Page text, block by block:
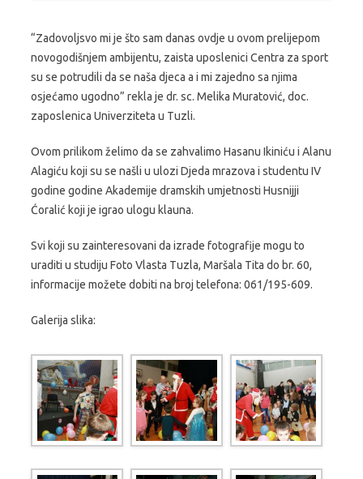
“Zadovoljsvo mi je što sam danas ovdje u ovom prelijepom
novogodišnjem ambijentu, zaista uposlenici Centra za sport
su se potrudili da se naša djeca a i mi zajedno sa njima
osjećamo ugodno” rekla je dr. sc. Melika Muratović, doc.
zaposlenica Univerziteta u Tuzli.
Ovom prilikom želimo da se zahvalimo Hasanu Ikiniću i Alanu
Alagiću koji su se našli u ulozi Djeda mrazova i studentu IV
godine godine Akademije dramskih umjetnosti Husnijji
Ćoralić koji je igrao ulogu klauna.
Svi koji su zainteresovani da izrade fotografije mogu to
uraditi u studiju Foto Vlasta Tuzla, Maršala Tita do br. 60,
informacije možete dobiti na broj telefona: 061/195-609.
Galerija slika: